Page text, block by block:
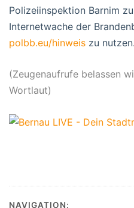
Polizeiinspektion Barnim
Internetwache der
polbb.eu/hinweis zu nutzen.
(Zeugenaufrufe belassen
Wortlaut)
NAVIGATION: